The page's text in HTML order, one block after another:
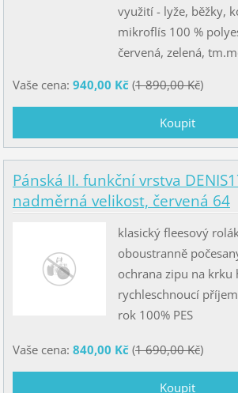
využití - lyže, běžky,
mikroflís 100 %
červená, zelená,
Vaše cena: 940,00 Kč(1 890,00 Kč)
Pánská II. funkční vrstva
nadměrná velikost, červená 64
klasický fleesový
oboustranně
ochrana zipu na krku
rychleschnoucí
rok 100% PES
Vaše cena: 840,00 Kč(1 690,00 Kč)